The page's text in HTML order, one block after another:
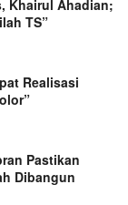
Khairul Ahadian;
TS”
Realisasi
Pastikan
Dibangun